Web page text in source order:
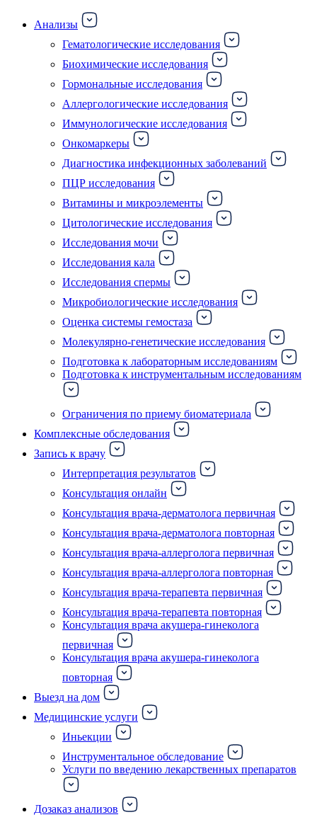
Анализы
Гематологические исследования
Биохимические исследования
Гормональные исследования
Аллергологические исследования
Иммунологические исследования
Онкомаркеры
Диагностика инфекционных заболеваний
ПЦР исследования
Витамины и микроэлементы
Цитологические исследования
Исследования мочи
Исследования кала
Исследования спермы
Микробиологические исследования
Оценка системы гемостаза
Молекулярно-генетические исследования
Подготовка к лабораторным исследованиям
Подготовка к инструментальным исследованиям
Ограничения по приему биоматериала
Комплексные обследования
Запись к врачу
Интерпретация результатов
Консультация онлайн
Консультация врача-дерматолога первичная
Консультация врача-дерматолога повторная
Консультация врача-аллерголога первичная
Консультация врача-аллерголога повторная
Консультация врача-терапевта первичная
Консультация врача-терапевта повторная
Консультация врача акушера-гинеколога
первичная
Консультация врача акушера-гинеколога
повторная
Выезд на дом
Медицинские услуги
Иньекции
Инструментальное обследование
Услуги по введению лекарственных препаратов
Дозаказ анализов